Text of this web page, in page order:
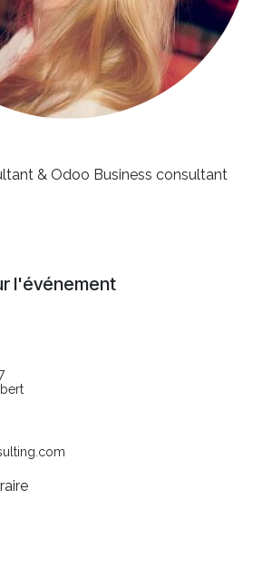
& Odoo Business consultant
l'événement